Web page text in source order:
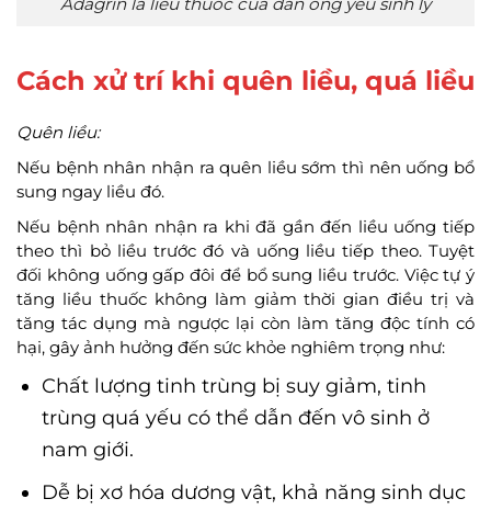
Cách xử trí khi quên liều, quá liều
Quên liều:
Nếu bệnh nhân nhận ra quên liều sớm thì nên uống bổ
sung ngay liều đó.
Nếu bệnh nhân nhận ra khi đã gần đến liều uống tiếp
theo thì bỏ liều trước đó và uống liều tiếp theo. Tuyệt
đối không uống gấp đôi để bổ sung liều trước. Việc tự ý
tăng liều thuốc không làm giảm thời gian điều trị và
tăng tác dụng mà ngược lại còn làm tăng độc tính có
hại, gây ảnh hưởng đến sức khỏe nghiêm trọng như:
Chất lượng tinh trùng bị suy giảm, tinh
trùng quá yếu có thể dẫn đến vô sinh ở
nam giới.
Dễ bị xơ hóa dương vật, khả năng sinh dục